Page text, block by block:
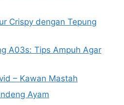
Crispy dengan Tepung
A03s: Tips Ampuh Agar
– Kawan Mastah
Ayam